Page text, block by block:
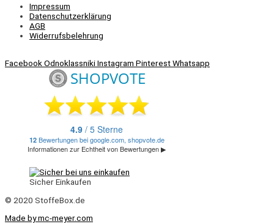
Impressum
Datenschutzerklärung
AGB
Widerrufsbelehrung
FacebookOdnoklassnikiInstagram PinterestWhatsapp
Sicher Einkaufen
© 2020 StoffeBox.de
Made by mc-meyer.com